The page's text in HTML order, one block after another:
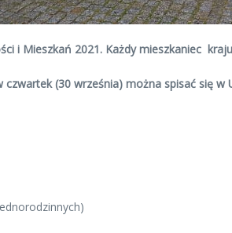
i Mieszkań 2021. Każdy mieszkaniec
czwartek (30 września) można spisać się w